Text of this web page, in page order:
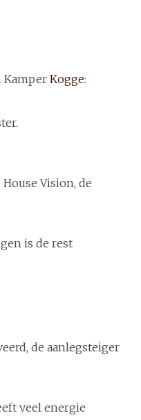
Kamper Kogge:
Vision, de
is de rest
de aanlegsteiger
veel energie